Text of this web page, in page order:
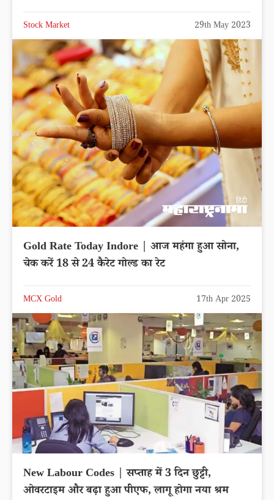
Stock Market 29th May 2023
Gold Rate Today Indore | आज महंगा हुआ सोना,
चेक करें 18 से 24 कैरेट गोल्ड का रेट
MCX Gold 17th Apr 2025
New Labour Codes | सप्ताह में 3 दिन छुट्टी,
ओवरटाइम और बढ़ा हुआ पीएफ, लागू होगा नया श्रम